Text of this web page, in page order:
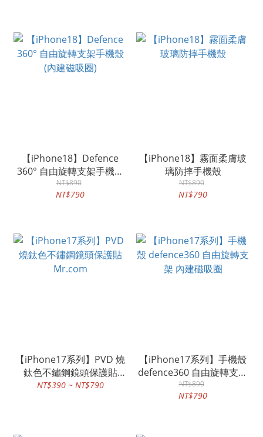
【iPhone18】Defence
360° 自由旋轉支架手機殼
(內建磁吸圈)
NT$890
NT$790
【iPhone18】霧面柔膚玻
璃防摔手機殼
NT$890
NT$790
【iPhone17系列】PVD 燒
鈦色不鏽鋼鏡頭保護貼
Mr.com
NT$390 ~ NT$790
【iPhone17系列】手機殼
defence360 自由旋轉支架
內建磁吸圈
NT$890
NT$790